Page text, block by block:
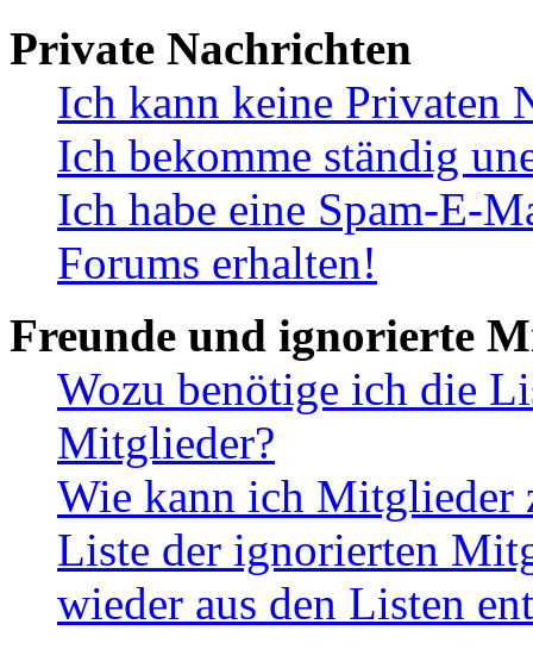
Private Nachrichten
Ich kann keine Privaten
Ich bekomme ständig
Ich habe eine Spam-E-
Forums erhalten!
Freunde und ignorierte
Wozu benötige ich die
Mitglieder?
Wie kann ich Mitglieder
Liste der ignorierten
wieder aus den Listen